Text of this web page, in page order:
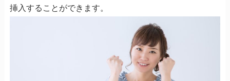
挿入することができます。